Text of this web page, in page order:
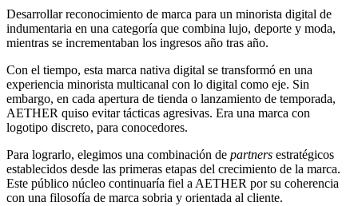
Desarrollar reconocimiento de marca para un minorista digital de
indumentaria en una categoría que combina lujo, deporte y moda,
mientras se incrementaban los ingresos año tras año.
Con el tiempo, esta marca nativa digital se transformó en una
experiencia minorista multicanal con lo digital como eje. Sin
embargo, en cada apertura de tienda o lanzamiento de temporada,
AETHER quiso evitar tácticas agresivas. Era una marca con
logotipo discreto, para conocedores.
Para lograrlo, elegimos una combinación de partners estratégicos
establecidos desde las primeras etapas del crecimiento de la marca.
Este público núcleo continuaría fiel a AETHER por su coherencia
con una filosofía de marca sobria y orientada al cliente.